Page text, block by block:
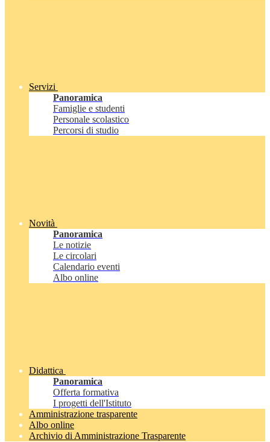
Servizi
Panoramica
Famiglie e studenti
Personale scolastico
Percorsi di studio
Novità
Panoramica
Le notizie
Le circolari
Calendario eventi
Albo online
Didattica
Panoramica
Offerta formativa
I progetti dell'Istituto
Amministrazione trasparente
Albo online
Archivio di Amministrazione Trasparente